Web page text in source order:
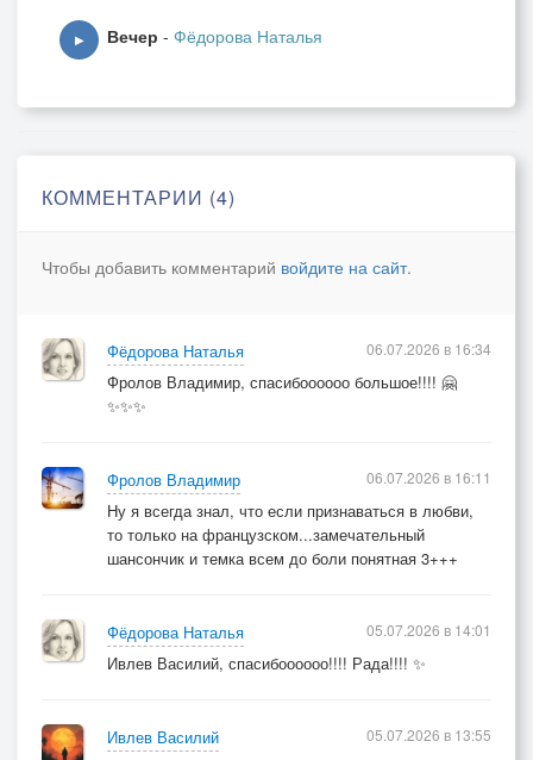
Заискрятся глаза.
Звала к тебе судьбы труба.
И вот теперь пора настала.
В светлый Рай погружу.
Заискрятся глаза.
Я тебя закружу.
В светлый Рай погружу.
▶ Вечер - Фёдорова Наталья
КОММЕНТАРИИ (4)
Чтобы добавить комментарий войдите на сайт.
Фёдорова Наталья
Фролов Владимир, спасибоооооо большое!!!! 🤗
✨✨✨
06.07.2026 в 16:34
Фролов Владимир
Ну я всегда знал, что если признаваться в любви,
то только на французском...замечательный
шансончик и темка всем до боли понятная 3+++
06.07.2026 в 16:11
Фёдорова Наталья
Ивлев Василий, спасибоооооо!!!! Рада!!!! ✨
05.07.2026 в 14:01
Ивлев Василий
05.07.2026 в 13:55